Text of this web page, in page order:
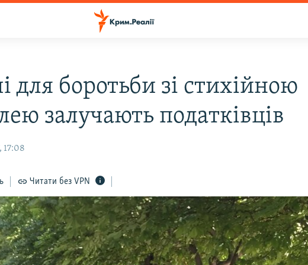
для боротьби зі стихійною
залучають податківців
17:08
Читати без VPN